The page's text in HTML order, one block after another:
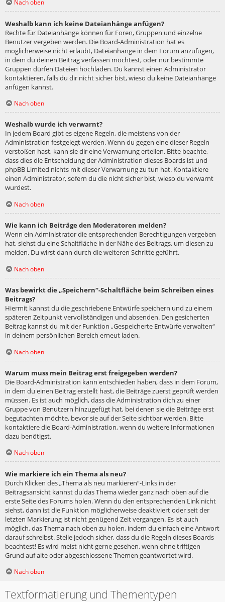
Nach oben
Weshalb kann ich keine Dateianhänge anfügen?
Rechte für Dateianhänge können für Foren, Gruppen und einzelne
Benutzer vergeben werden. Die Board-Administration hat es
möglicherweise nicht erlaubt, Dateianhänge in dem Forum anzufügen,
in dem du deinen Beitrag verfassen möchtest, oder nur bestimmte
Gruppen dürfen Dateien hochladen. Du kannst einen Administrator
kontaktieren, falls du dir nicht sicher bist, wieso du keine Dateianhänge
anfügen kannst.
Nach oben
Weshalb wurde ich verwarnt?
In jedem Board gibt es eigene Regeln, die meistens von der
Administration festgelegt werden. Wenn du gegen eine dieser Regeln
verstoßen hast, kann sie dir eine Verwarnung erteilen. Bitte beachte,
dass dies die Entscheidung der Administration dieses Boards ist und
phpBB Limited nichts mit dieser Verwarnung zu tun hat. Kontaktiere
einen Administrator, sofern du die nicht sicher bist, wieso du verwarnt
wurdest.
Nach oben
Wie kann ich Beiträge den Moderatoren melden?
Wenn ein Administrator die entsprechenden Berechtigungen vergeben
hat, siehst du eine Schaltfläche in der Nähe des Beitrags, um diesen zu
melden. Du wirst dann durch die weiteren Schritte geführt.
Nach oben
Was bewirkt die „Speichern“-Schaltfläche beim Schreiben eines
Beitrags?
Hiermit kannst du die geschriebene Entwürfe speichern und zu einem
späteren Zeitpunkt vervollständigen und absenden. Den gesicherten
Beitrag kannst du mit der Funktion „Gespeicherte Entwürfe verwalten“
in deinem persönlichen Bereich erneut laden.
Nach oben
Warum muss mein Beitrag erst freigegeben werden?
Die Board-Administration kann entschieden haben, dass in dem Forum,
in dem du einen Beitrag erstellt hast, die Beiträge zuerst geprüft werden
müssen. Es ist auch möglich, dass die Administration dich zu einer
Gruppe von Benutzern hinzugefügt hat, bei denen sie die Beiträge erst
begutachten möchte, bevor sie auf der Seite sichtbar werden. Bitte
kontaktiere die Board-Administration, wenn du weitere Informationen
dazu benötigst.
Nach oben
Wie markiere ich ein Thema als neu?
Durch Klicken des „Thema als neu markieren“-Links in der
Beitragsansicht kannst du das Thema wieder ganz nach oben auf die
erste Seite des Forums holen. Wenn du den entsprechenden Link nicht
siehst, dann ist die Funktion möglicherweise deaktiviert oder seit der
letzten Markierung ist nicht genügend Zeit vergangen. Es ist auch
möglich, das Thema nach oben zu holen, indem du einfach eine Antwort
darauf schreibst. Stelle jedoch sicher, dass du die Regeln dieses Boards
beachtest! Es wird meist nicht gerne gesehen, wenn ohne triftigen
Grund auf alte oder abgeschlossene Themen geantwortet wird.
Nach oben
Textformatierung und Thementypen